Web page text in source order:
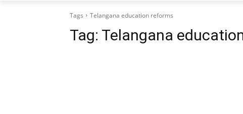
Tags Telangana education reforms
Tag: Telangana